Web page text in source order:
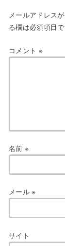
メールアドレス
る欄は必須項目
コメント ※
名前 ※
メール※
サイト